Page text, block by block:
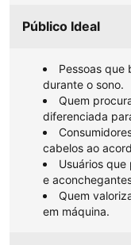
Público Ideal
Pessoas que
durante o sono.
Quem
diferenciada
cabelos ao
Usuários
e
Quem
em máquina.